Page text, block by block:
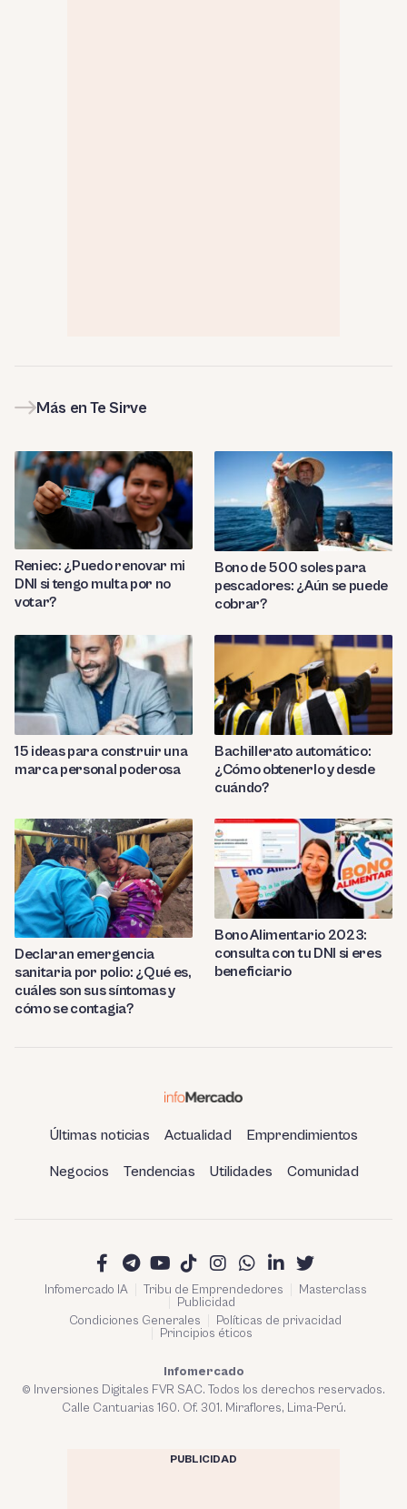
Más en Te Sirve
Reniec: ¿Puedo renovar mi
DNI si tengo multa por no
votar?
Bono de 500 soles para
pescadores: ¿Aún se puede
cobrar?
15 ideas para construir una
marca personal poderosa
Bachillerato automático:
¿Cómo obtenerlo y desde
cuándo?
Declaran emergencia
sanitaria por polio: ¿Qué es,
cuáles son sus síntomas y
cómo se contagia?
Bono Alimentario 2023:
consulta con tu DNI si eres
beneficiario
Últimas noticias Actualidad Emprendimientos
Negocios Tendencias Utilidades Comunidad
Infomercado IA Tribu de Emprendedores
Masterclass
Publicidad
Condiciones Generales
Políticas de privacidad
Principios éticos
Infomercado
© Inversiones Digitales FVR SAC. Todos los derechos reservados.
Calle Cantuarias 160. Of. 301. Miraflores, Lima-Perú.
PUBLICIDAD